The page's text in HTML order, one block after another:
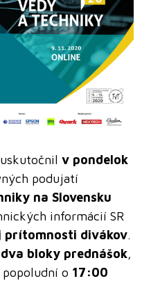
v pondelok
podujatí
na Slovensku
informácií SR
prítomnosti divákov.
dva bloky prednášok,
popoludní o 17:00